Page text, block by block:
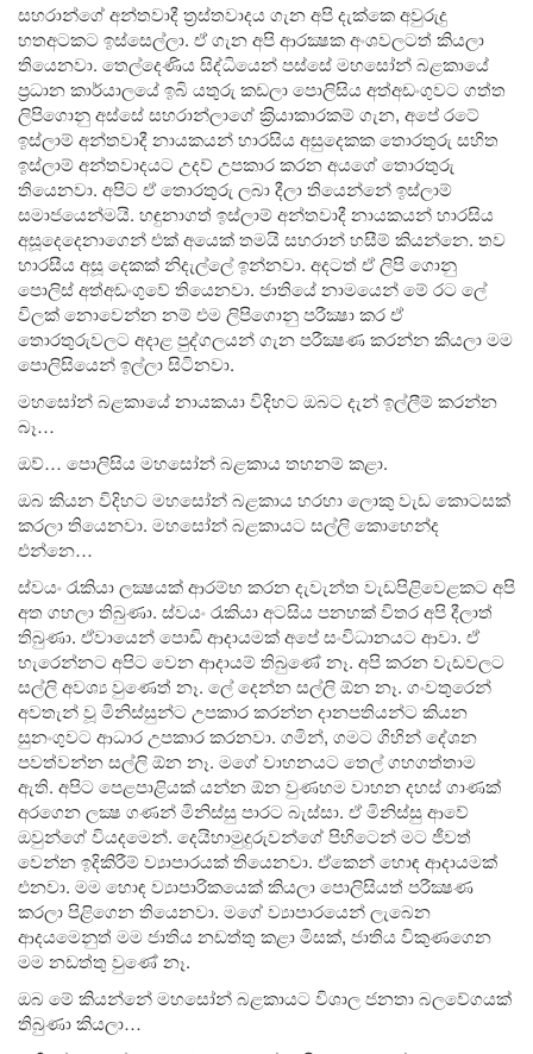
සහරාන්ගේ අන්තවාදී ත‍්‍රස්තවාදය ගැන අපි දැක්කෙ අවුරුදු
හතඅටකට ඉස්සෙල්ලා. ඒ ගැන අපි ආරක්‍ෂක අංශවලටත් කියලා
තියෙනවා. තෙල්දෙණිය සිද්ධියෙන් පස්සේ මහසෝන් බළකායේ
ප‍්‍රධාන කාර්යාලයේ ඉබි යතුරු කඩලා පොලිසිය අත්අඩංගුවට ගත්ත
ලිපිගොනු අස්සේ සහරාන්ලාගේ ක‍්‍රියාකාරකම් ගැන, අපේ රටේ
ඉස්ලාම් අන්තවාදී නායකයන් හාරසිය අසුදෙකක තොරතුරු සහිත
ඉස්ලාම් අන්තවාදයට උදව් උපකාර කරන අයගේ තොරතුරු
තියෙනවා. අපිට ඒ තොරතුරු ලබා දීලා තියෙන්නේ ඉස්ලාම්
සමාජයෙන්මයි. හඳුනාගත් ඉස්ලාම් අන්තවාදී නායකයන් හාරසිය
අසූදෙදෙනාගෙන් එක් අයෙක් තමයි සහරාන් හසීම් කියන්නෙ. තව
හාරසීය අසූ දෙකක් නිදැල්ලේ ඉන්නවා. අදටත් ඒ ලිපි ගොනු
පොලිස් අත්අඩංගුවේ තියෙනවා. ජාතියේ නාමයෙන් මේ රට ලේ
විලක් නොවෙන්න නම් එම ලිපිගොනු පරීක්‍ෂා කර ඒ
තොරතුරුවලට අදාළ පුද්ගලයන් ගැන පරීක්‍ෂණ කරන්න කියලා මම
පොලිසියෙන් ඉල්ලා සිටිනවා.
මහසෝන් බළකායේ නායකයා විදිහට ඔබට දැන් ඉල්ලීම් කරන්න
බෑ…
ඔව්… පොලිසිය මහසෝන් බළකාය තහනම් කළා.
ඔබ කියන විදිහට මහසෝන් බළකාය හරහා ලොකු වැඩ කොටසක්
කරලා තියෙනවා. මහසෝන් බළකායට සල්ලි කොහෙන්ද
එන්නෙ…
ස්වයං රැකියා ලක්‍ෂයක් ආරම්භ කරන දැවැන්ත වැඩපිළිවෙළකට අපි
අත ගහලා තිබුණා. ස්වයං රැකියා අටසිය පනහක් විතර අපි දීලාත්
තිබුණා. ඒවායෙන් පොඩි ආදායමක් අපේ සංවිධානයට ආවා. ඒ
හැරෙන්නට අපිට වෙන ආදායම් තිබුණේ නෑ. අපි කරන වැඩවලට
සල්ලි අවශ්‍ය වුණෙත් නෑ. ලේ දෙන්න සල්ලි ඕන නෑ. ගංවතුරෙන්
අවතැන් වූ මිනිස්සුන්ට උපකාර කරන්න දානපතියන්ට කියන
සුනංගුවට ආධාර උපකාර කරනවා. ගමින්, ගමට ගිහින් දේශන
පවත්වන්න සල්ලි ඕන නෑ. මගේ වාහනයට තෙල් ගහගත්තාම
ඇති. අපිට පෙළපාළියක් යන්න ඕන වුණහම වාහන දහස් ගාණක්
අරගෙන ලක්‍ෂ ගණන් මිනිස්සු පාරට බැස්සා. ඒ මිනිස්සු ආවේ
ඔවුන්ගේ වියදමෙන්. දෙයිහාමුදුරුවන්ගේ පිහිටෙන් මට ජීවත්
වෙන්න ඉදිකිරීම් ව්‍යාපාරයක් තියෙනවා. ඒකෙන් හොඳ ආදායමක්
එනවා. මම හොඳ ව්‍යාපාරිකයෙක් කියලා පොලිසියත් පරීක්‍ෂණ
කරලා පිළිගෙන තියෙනවා. මගේ ව්‍යාපාරයෙන් ලැබෙන
ආදයමෙනුත් මම ජාතිය නඩත්තු කළා මිසක්, ජාතිය විකුණගෙන
මම නඩත්තු වුණේ නෑ.
ඔබ මේ කියන්නේ මහසෝන් බළකායට විශාල ජනතා බලවේගයක්
තිබුණා කියලා…